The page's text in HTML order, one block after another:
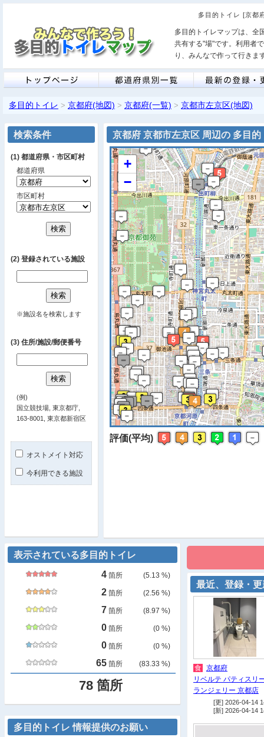
多目的トイレ [京都
多目的トイレマップは、全
共有する"場"です。利用者
り、みんなで作って行きま
多目的トイレ > 京都府(地図) > 京都府(一覧) > 京都市左京区(地図)
京都府 京都市左京区 周辺の 多目的
※ マップを
+
−
評価(平均)
検索条件
(1) 都道府県・市区町村
都道府県
市区町村
(2) 登録されている施設
※施設名を検索します
(3) 住所/施設/郵便番号
(例)
国立競技場, 東京都庁,
163-8001, 東京都新宿区
オストメイト対応
今利用できる施設
最近、登録・
食 京都府
リベルテ パティスリ
ランジェリー 京都店
[更] 2026-04-14
[新] 2026-04-14
表示されている多目的トイレ
4 箇所 (5.13 %)
2 箇所 (2.56 %)
7 箇所 (8.97 %)
0 箇所 (0 %)
0 箇所 (0 %)
65 箇所 (83.33 %)
78 箇所
多目的トイレ 情報提供のお願い